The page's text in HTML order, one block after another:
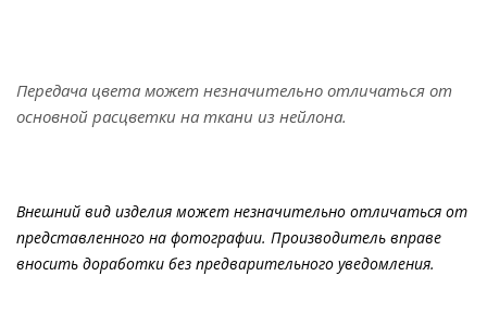
Передача цвета может незначительно отличаться от
основной расцветки на ткани из нейлона.
Внешний вид изделия может незначительно отличаться от
представленного на фотографии. Производитель вправе
вносить доработки без предварительного уведомления.